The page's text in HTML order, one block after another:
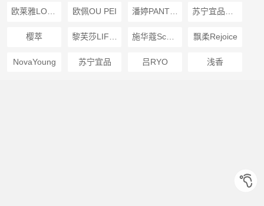
欧佩OU PEI 潘婷PANTENE
樱萃 施华蔻Schwarzkopf 飘柔Rejoice
NovaYoung 苏宁宜品 吕RYO 浅香